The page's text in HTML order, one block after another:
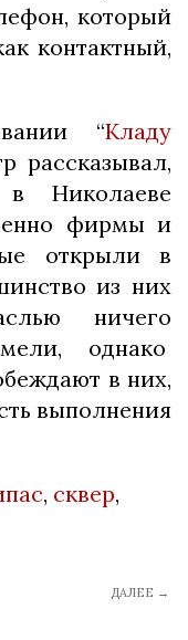
который
контактный,
“Кладу
рассказывал,
Николаеве
фирмы и
открыли в
из них
ничего
однако
в них,
выполнения
, сквер,
ДАЛЕЕ →